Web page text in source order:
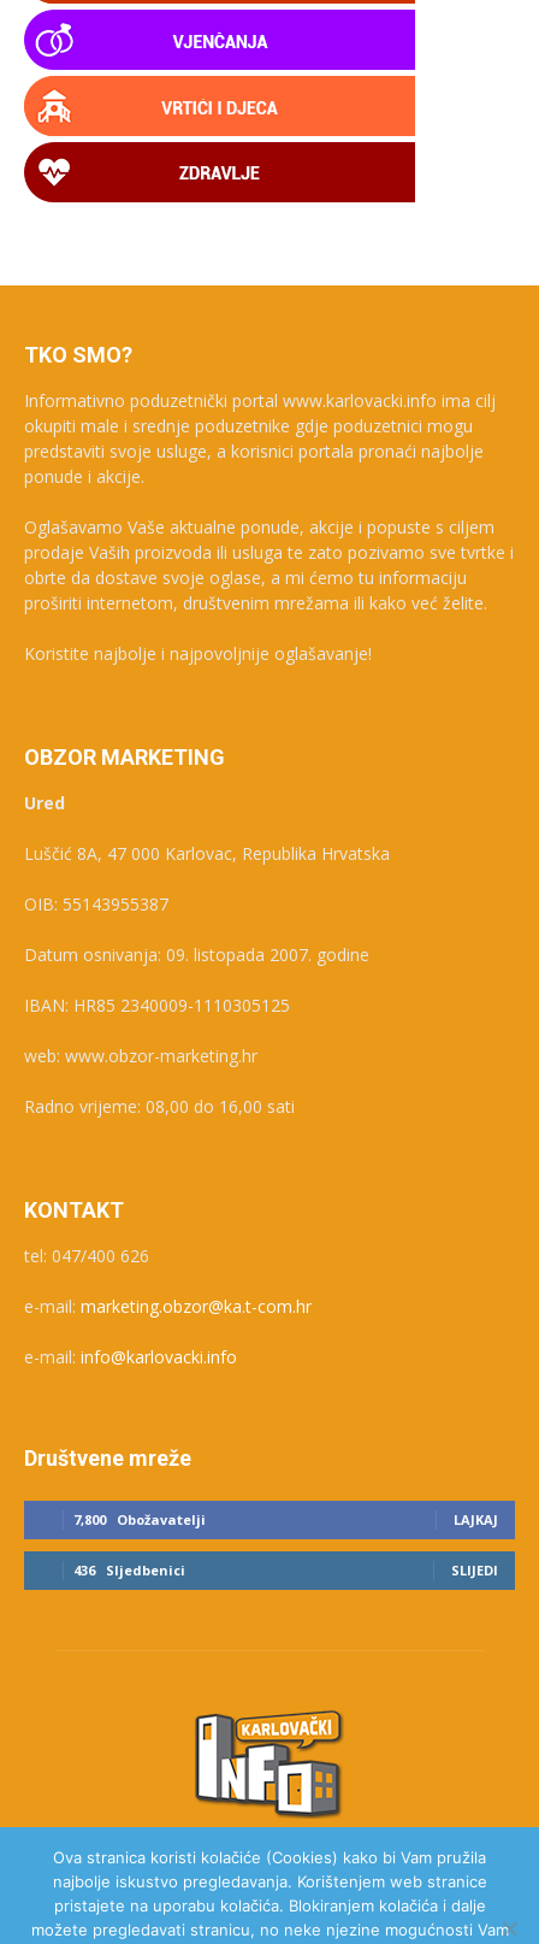
TKO SMO?
Informativno poduzetnički portal www.karlovacki.info ima cilj
okupiti male i srednje poduzetnike gdje poduzetnici mogu
predstaviti svoje usluge, a korisnici portala pronaći najbolje
ponude i akcije.
Oglašavamo Vaše aktualne ponude, akcije i popuste s ciljem
prodaje Vaših proizvoda ili usluga te zato pozivamo sve tvrtke i
obrte da dostave svoje oglase, a mi ćemo tu informaciju
proširiti internetom, društvenim mrežama ili kako već želite.
Koristite najbolje i najpovoljnije oglašavanje!
OBZOR MARKETING
Ured
Luščić 8A, 47 000 Karlovac, Republika Hrvatska
OIB: 55143955387
Datum osnivanja: 09. listopada 2007. godine
IBAN: HR85 2340009-1110305125
web: www.obzor-marketing.hr
Radno vrijeme: 08,00 do 16,00 sati
KONTAKT
tel: 047/400 626
e-mail: marketing.obzor@ka.t-com.hr
e-mail: info@karlovacki.info
Društvene mreže
7,800 Obožavatelji LAJKAJ
436 Sljedbenici SLIJEDI
O NAMA
Ova stranica koristi kolačiće (Cookies) kako bi Vam pružila
najbolje iskustvo pregledavanja. Korištenjem web stranice
pristajete na uporabu kolačića. Blokiranjem kolačića i dalje
možete pregledavati stranicu, no neke njezine mogućnosti Vam